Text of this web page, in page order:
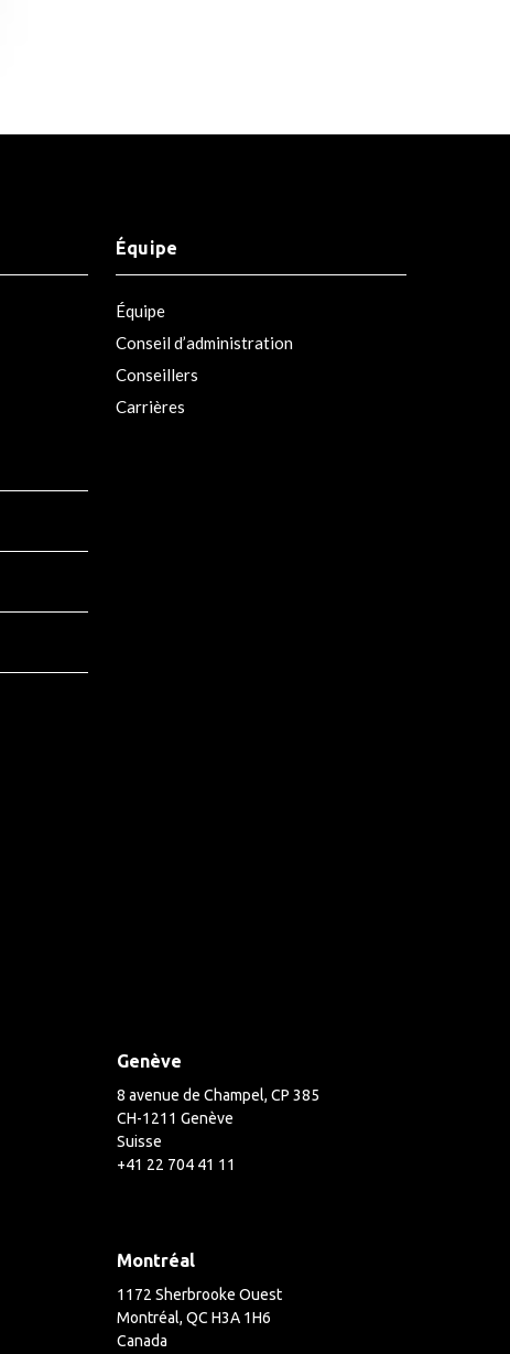
Équipe
Équipe
Conseil d’administration
Conseillers
Carrières
Genève
8 avenue de Champel, CP 385
CH-1211 Genève
Suisse
+41 22 704 41 11
Montréal
1172 Sherbrooke Ouest
Montréal, QC H3A 1H6
Canada